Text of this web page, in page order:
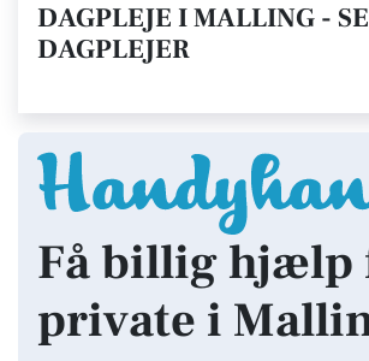
DAGPLEJE I MALLING -
DAGPLEJER
Få billig hjælp
private i